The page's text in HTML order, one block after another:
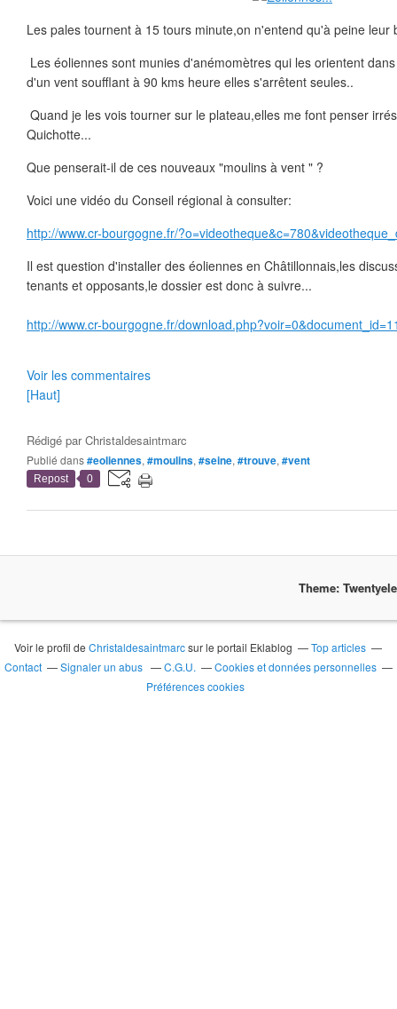
Les pales tournent à 15 tours minute,on n'entend qu'à peine leur
Les éoliennes sont munies d'anémomètres qui les orientent
d'un vent soufflant à 90 kms heure elles s'arrêtent seules..
Quand je les vois tourner sur le plateau,elles me font penser
Quichotte...
Que penserait-il de ces nouveaux "moulins à vent " ?
Voici une vidéo du Conseil régional à consulter:
http://www.cr-bourgogne.fr/
Il est question d'installer des éoliennes en Châtillonnais,les
tenants et opposants,le dossier est donc à suivre...
http://www.cr-bourgogne.fr/
Voir les commentaires
[Haut]
Rédigé parChristaldesaintmarc
Publié dans#eoliennes, #moulins, #seine, #trouve, #vent
Repost 0
Theme:
Voir le profil deChristaldesaintmarcsur le portail Eklablog
Top articles
Contact
Signaler un abus C.G.U.
Cookies et données personnelles
Préférences cookies